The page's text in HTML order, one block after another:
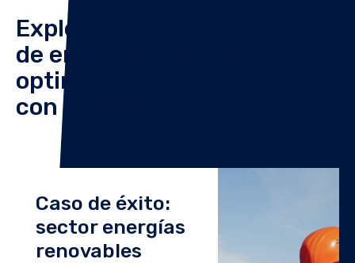
Explora otros casos de éxito
de empresas que han
optimizado su circulante
con Novicap
Caso de éxito:
sector energías
renovables